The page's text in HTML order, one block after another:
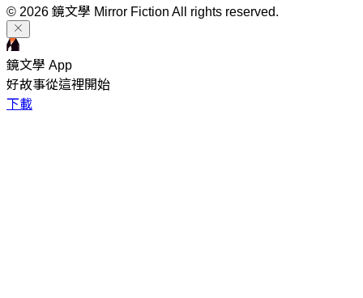
© 2026 鏡文學 Mirror Fiction All rights reserved.
鏡文學 App
好故事從這裡開始
下載